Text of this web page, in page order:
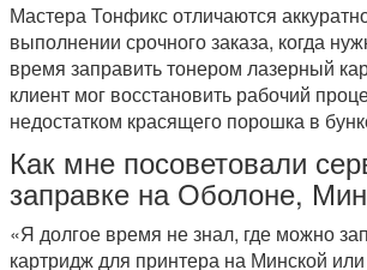
Мастера Тонфикс отличаются
выполнении срочного заказа, когда
время заправить тонером лазерный
клиент мог восстановить рабочий
недостатком красящего порошка в
Как мне посоветовали
заправке на Оболоне,
«Я долгое время не знал, где можно
картридж для принтера на Минской